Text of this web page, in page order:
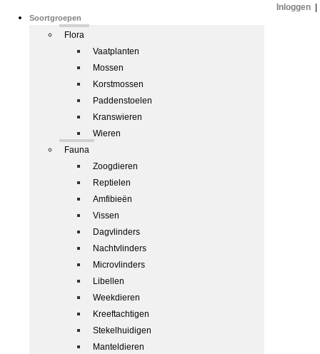
Soortgroepen
Flora
Vaatplanten
Mossen
Korstmossen
Paddenstoelen
Kranswieren
Wieren
Fauna
Zoogdieren
Reptielen
Amfibieën
Vissen
Dagvlinders
Nachtvlinders
Microvlinders
Libellen
Weekdieren
Kreeftachtigen
Stekelhuidigen
Manteldieren
Inloggen